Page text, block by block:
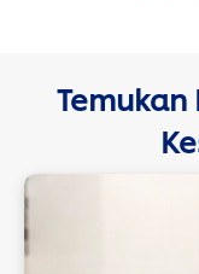
noda,
dan kusam.
noda,
memutihkan
barrier gigi.
sejak
Temukan